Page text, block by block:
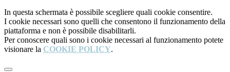
In questa schermata è possibile scegliere quali cookie consentire.
I cookie necessari sono quelli che consentono il funzionamento della
piattaforma e non è possibile disabilitarli.
Per conoscere quali sono i cookie necessari al funzionamento potete
visionare la COOKIE POLICY.